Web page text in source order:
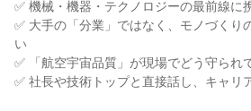
✅ 機械・機器・テクノロジーの最前線に
✅ 大手の「分業」ではなく、モノづくり
い
✅ 「航空宇宙品質」が現場でどう守られ
✅ 社長や技術トップと直接話し、キャリ